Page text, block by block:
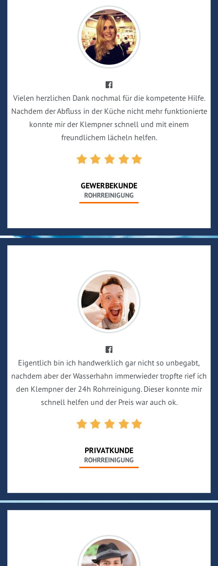
Vielen herzlichen Dank nochmal für die kompetente Hilfe.
Nachdem der Abfluss in der Küche nicht mehr funktionierte
konnte mir der Klempner schnell und mit einem
freundlichem lächeln helfen.
GEWERBEKUNDE
ROHRREINIGUNG
Eigentlich bin ich handwerklich gar nicht so unbegabt,
nachdem aber der Wasserhahn immerwieder tropfte rief ich
den Klempner der 24h Rohrreinigung. Dieser konnte mir
schnell helfen und der Preis war auch ok.
PRIVATKUNDE
ROHRREINIGUNG